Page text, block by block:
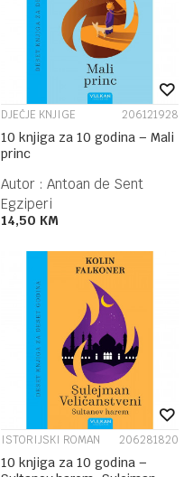
DJEČJE KNJIGE 206121928
10 knjiga za 10 godina – Mali
princ
Autor : Antoan de Sent
Egziperi
14,50 KM
ISTORIJSKI ROMAN 206281820
10 knjiga za 10 godina –